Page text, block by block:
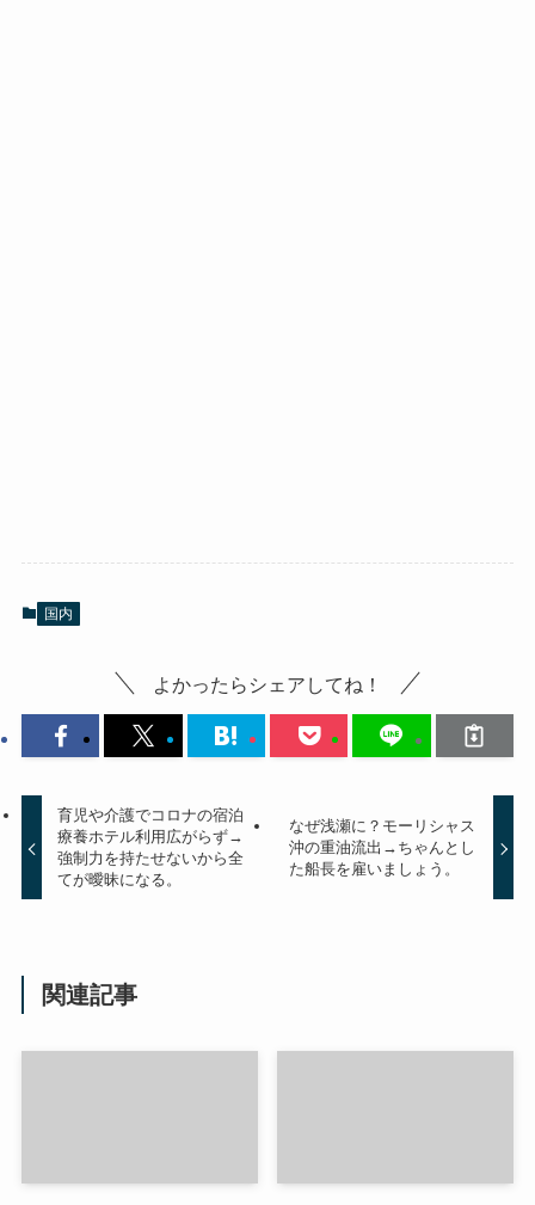
国内
よかったらシェアしてね！
育児や介護でコロナの宿泊
療養ホテル利用広がらず→
強制力を持たせないから全
てが曖昧になる。
なぜ浅瀬に？モーリシャス
沖の重油流出→ちゃんとし
た船長を雇いましょう。
関連記事